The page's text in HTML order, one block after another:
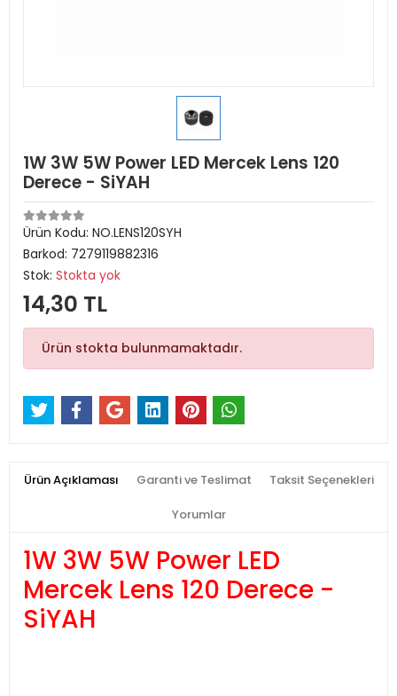
1W 3W 5W Power LED Mercek Lens 120
Derece - SiYAH
Ürün Kodu: NO.LENS120SYH
Barkod: 7279119882316
Stok: Stokta yok
14,30 TL
Ürün stokta bulunmamaktadır.
Ürün Açıklaması Garanti ve Teslimat Taksit Seçenekleri
Yorumlar
1W 3W 5W Power LED
Mercek Lens 120 Derece -
SiYAH